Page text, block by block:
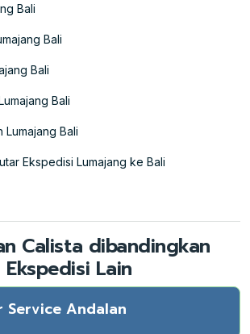
Bali
Bali
Bali
Bali
Lumajang Bali
Ekspedisi Lumajang ke Bali
Calista dibandingkan
Ekspedisi Lain
Service Andalan